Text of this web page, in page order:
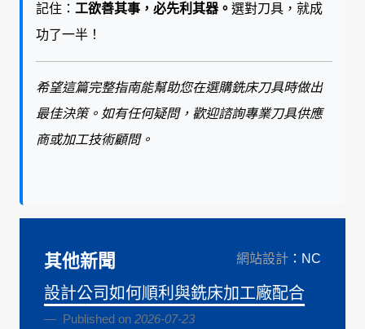
記住： 工欲善其事，必先利其器。 選對刀具，就成
功了一半！
希望這篇完整指南能幫助您在選購銑床刀具時做出
最佳決策。如有任何疑問，歡迎諮詢專業刀具供應
商或加工技術顧問。
其他新聞 網站設計 ：NC
設計公司如何順利與銑床加工廠配合
Published on 2026-07-23